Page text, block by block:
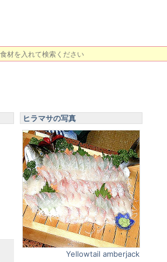
ヒラマサの写真
Yellowtail amberjack